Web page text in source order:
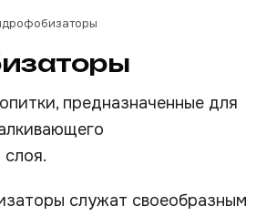
предназначенные для
служат своеобразным